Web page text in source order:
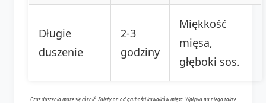
Długie
duszenie
2-3
godziny
Miękkość
mięsa,
głęboki sos.
Czas duszenia może się różnić. Zależy on od grubości kawałków mięsa. Wpływa na niego także